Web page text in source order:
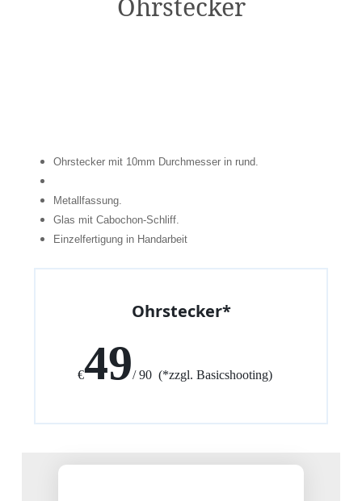
Ohrstecker
Ohrstecker mit 10mm Durchmesser in rund.
Metallfassung.
Glas mit Cabochon-Schliff.
Einzelfertigung in Handarbeit
Ohrstecker*
€49/ 90 (*zzgl. Basicshooting)